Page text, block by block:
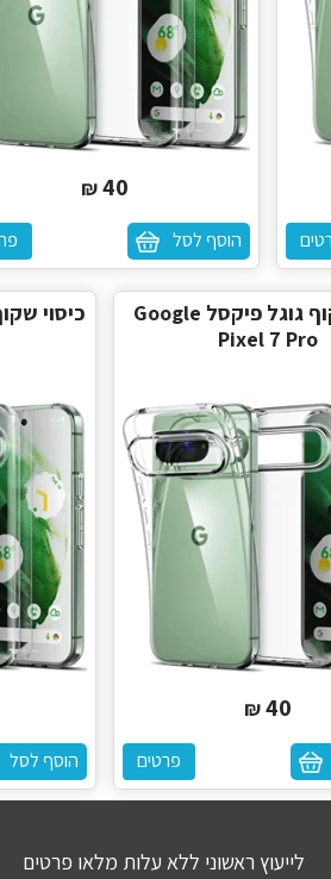
40
₪
הוסף לסל
כיסוי שקוף גוגל פיקסל Google
Pixel 7 Pro
40
₪
פרטים הוסף לסל
לייעוץ ראשוני ללא עלות מלאו פרטים